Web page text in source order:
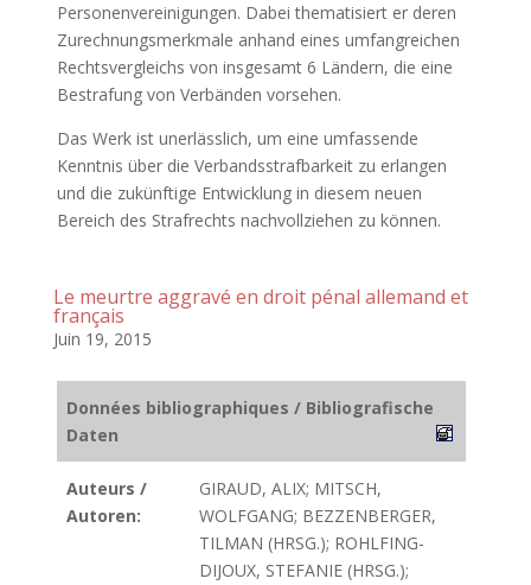
Personenvereinigungen. Dabei thematisiert er deren
Zurechnungsmerkmale anhand eines umfangreichen
Rechtsvergleichs von insgesamt 6 Ländern, die eine
Bestrafung von Verbänden vorsehen.
Das Werk ist unerlässlich, um eine umfassende
Kenntnis über die Verbandsstrafbarkeit zu erlangen
und die zukünftige Entwicklung in diesem neuen
Bereich des Strafrechts nachvollziehen zu können.
Le meurtre aggravé en droit pénal allemand et
français
Juin 19, 2015
Données bibliographiques / Bibliografische
Daten
Auteurs /
Autoren:
GIRAUD, ALIX; MITSCH,
WOLFGANG; BEZZENBERGER,
TILMAN (HRSG.); ROHLFING-
DIJOUX, STEFANIE (HRSG.);